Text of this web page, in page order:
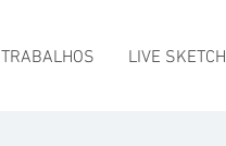
TRABALHOS LIVE SKETCH